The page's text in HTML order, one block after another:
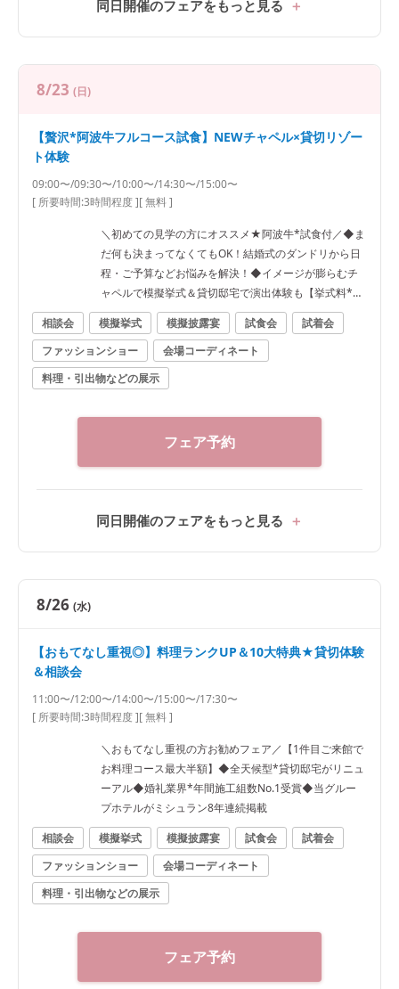
同日開催のフェアをもっと見る
8/23 (日)
【贅沢*阿波牛フルコース試食】NEWチャペル×貸切リゾー
ト体験
09:00〜/09:30〜/10:00〜/14:30〜/15:00〜
[ 所要時間:3時間程度][ 無料 ]
＼初めての見学の方にオススメ★阿波牛*試食付／◆ま
だ何も決まってなくてもOK！結婚式のダンドリから日
程・ご予算などお悩みを解決！◆イメージが膨らむチ
ャペルで模擬挙式＆貸切邸宅で演出体験も【挙式料*無
料など最大120万円優待】
相談会 模擬挙式 模擬披露宴 試食会
試着会
ファッションショー
会場コーディネート
料理・引出物などの展示
フェア予約
同日開催のフェアをもっと見る
8/26 (水)
【おもてなし重視◎】料理ランクUP＆10大特典★貸切体験
＆相談会
11:00〜/12:00〜/14:00〜/15:00〜/17:30〜
[ 所要時間:3時間程度][ 無料 ]
＼おもてなし重視の方お勧めフェア／【1件目ご来館で
お料理コース最大半額】◆全天候型*貸切邸宅がリニュ
ーアル◆婚礼業界*年間施工組数No.1受賞◆当グルー
プホテルがミシュラン8年連続掲載
相談会
模擬挙式 模擬披露宴 試食会
試着会
ファッションショー
会場コーディネート
料理・引出物などの展示
フェア予約